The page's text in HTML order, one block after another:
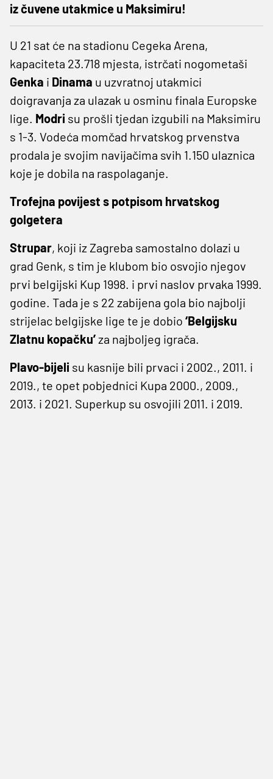
iz čuvene utakmice u Maksimiru!
U 21 sat će na stadionu Cegeka Arena,
kapaciteta 23.718 mjesta, istrčati nogometaši
Genka i Dinama u uzvratnoj utakmici
doigravanja za ulazak u osminu finala Europske
lige. Modri su prošli tjedan izgubili na Maksimiru
s 1-3. Vodeća momčad hrvatskog prvenstva
prodala je svojim navijačima svih 1.150 ulaznica
koje je dobila na raspolaganje.
Trofejna povijest s potpisom hrvatskog
golgetera
Strupar, koji iz Zagreba samostalno dolazi u
grad Genk, s tim je klubom bio osvojio njegov
prvi belgijski Kup 1998. i prvi naslov prvaka 1999.
godine. Tada je s 22 zabijena gola bio najbolji
strijelac belgijske lige te je dobio ‘Belgijsku
Zlatnu kopačku’za najboljeg igrača.
Plavo-bijeli su kasnije bili prvaci i 2002., 2011. i
2019., te opet pobjednici Kupa 2000., 2009.,
2013. i 2021. Superkup su osvojili 2011. i 2019.